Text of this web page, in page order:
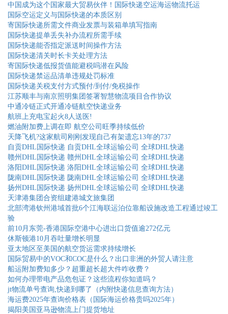
中国成为这个国家最大贸易伙伴！国际快递空运海运物流托运
国际空运定义与国际快递的本质区别
寄国际快递所需文件商业发票与装箱单填写指南
国际快递提单丢失补办流程所需手续
国际快递能否指定派送时间操作方法
国际快递清关时长卡关处理方法
寄国际快递低报货值能避税吗潜在风险
国际快递禁运品清单违规处罚标准
国际快递关税支付方式预付/到付/免税操作
江苏顺丰与南京照明集团签署智慧物流项目合作协议
中通冷链正式开通冷链航空快递业务
航班上充电宝起火8人送医!
燃油附加费上调在即 航空公司旺季持续低价
天降飞机?这家航司刚刚发现自己有架遗忘13年的737
自贡DHL国际快递 自贡DHL全球运输公司 全球DHL快递
赣州DHL国际快递 赣州DHL全球运输公司 全球DHL快递
洛阳DHL国际快递 洛阳DHL全球运输公司 全球DHL快递
陇南DHL国际快递 陇南DHL全球运输公司 全球DHL快递
扬州DHL国际快递 扬州DHL全球运输公司 全球DHL快递
天津港集团合资组建港城文旅集团
北部湾港钦州港域首批6个江海联运泊位靠船设施改造工程通过竣工
验
前10月东莞-香港国际空港中心进出口货值逾272亿元
休斯顿港10月吞吐量增长明显
亚太地区至美国的航空货运需求持续增长
国际贸易中的VOC和COC是什么？出口非洲的外贸人请注意
船运附加费知多少？超重超长超大件咋收费？
如何办理带电产品危包证？这些流程你知道吗？
jt物流单号查询,快递到哪了（内附快递信息查询方法）
海运费2025年查询价格表（国际海运价格贵吗2025年）
揭阳美国亚马逊物流上门提货地址